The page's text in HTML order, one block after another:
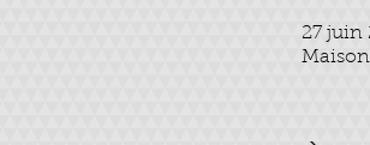
27 juin